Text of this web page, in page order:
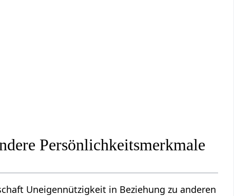
Persönlichkeitsmerkmale
Uneigennützigkeit in Beziehung zu anderen